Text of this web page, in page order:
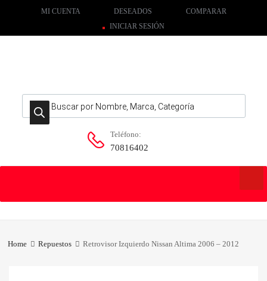
MI CUENTA DESEADOS
COMPARAR
INICIAR SESIÓN
Búsqueda de productos
Teléfono:
70816402
content
Home Repuestos Retrovisor Izquierdo Nissan Altima 2006 – 2012